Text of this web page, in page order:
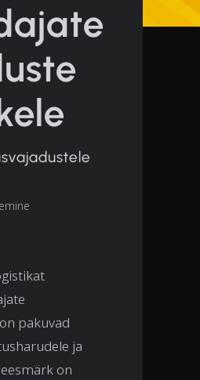
pakuvad
ja
on